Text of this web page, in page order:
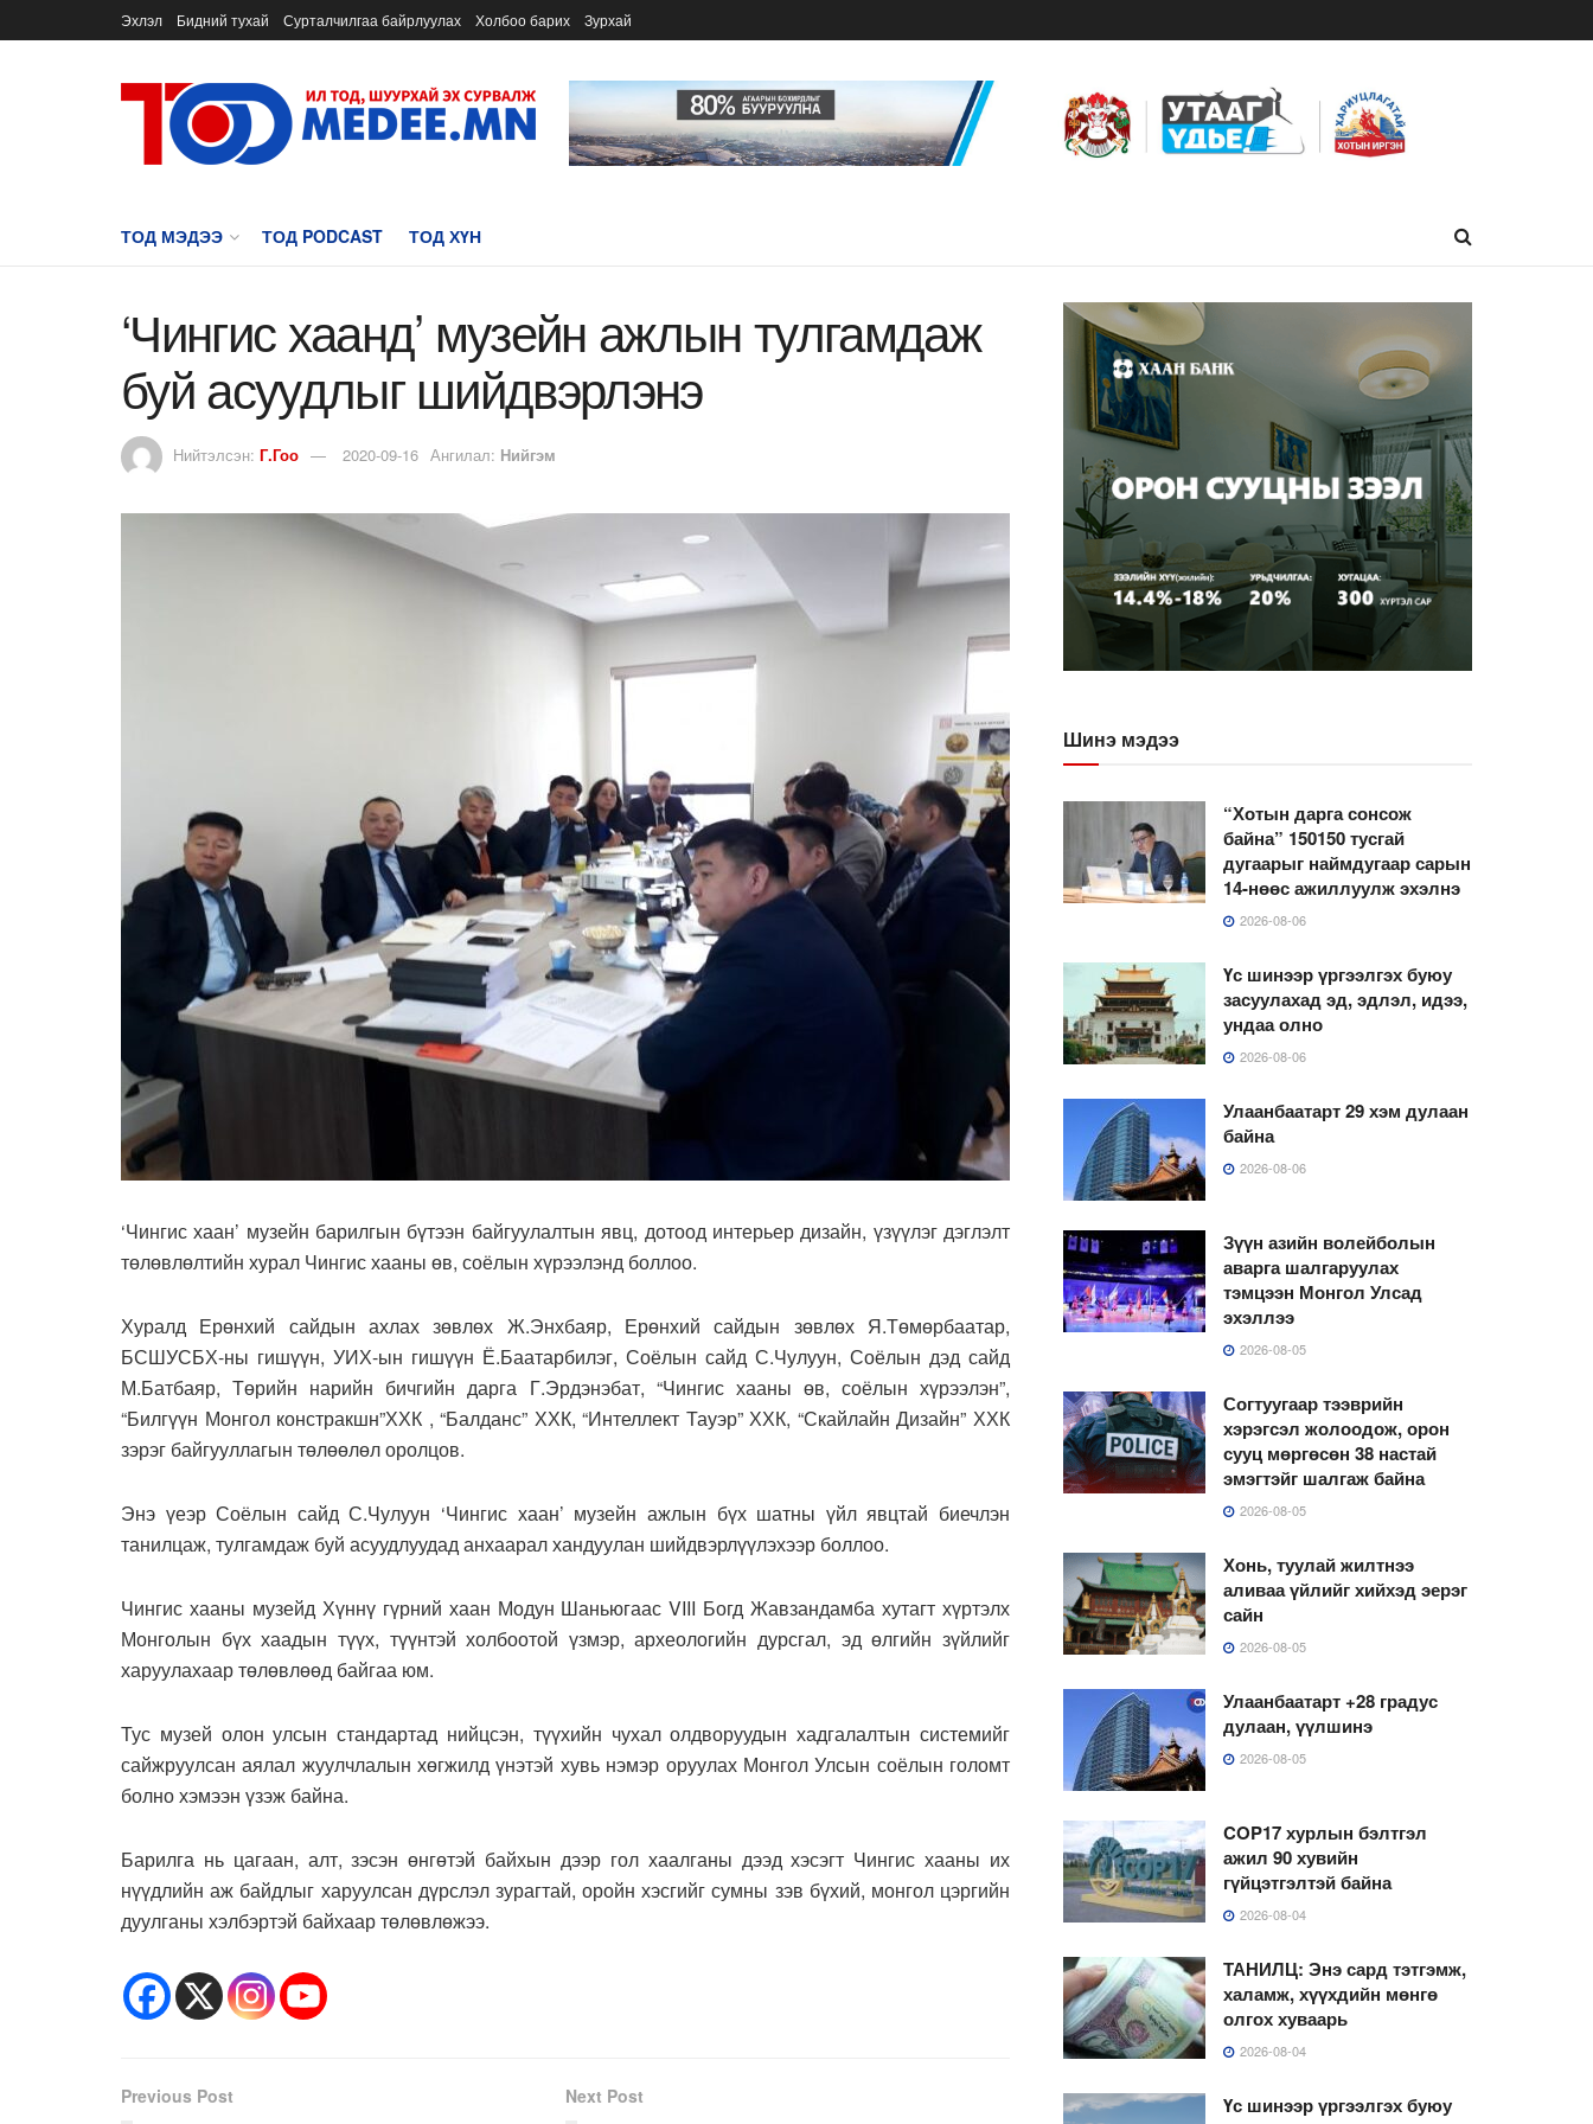
Эхлэл Бидний тухай Сурталчилгаа байрлуулах Холбоо барих Зурхай
ТОД МЭДЭЭ ТОД PODCAST ТОД ХҮН
‘Чингис хаанд’ музейн ажлын тулгамдаж
буй асуудлыг шийдвэрлэнэ
Нийтэлсэн: Г.Гоо 2020-09-16 Ангилал: Нийгэм
‘Чингис хаан’ музейн барилгын бүтээн байгуулалтын явц, дотоод интерьер дизайн, үзүүлэг дэглэлт
төлөвлөлтийн хурал Чингис хааны өв, соёлын хүрээлэнд боллоо.
Хуралд Ерөнхий сайдын ахлах зөвлөх Ж.Энхбаяр, Ерөнхий сайдын зөвлөх Я.Төмөрбаатар,
БСШУСБХ-ны гишүүн, УИХ-ын гишүүн Ё.Баатарбилэг, Соёлын сайд С.Чулуун, Соёлын дэд сайд
М.Батбаяр, Төрийн нарийн бичгийн дарга Г.Эрдэнэбат, “Чингис хааны өв, соёлын хүрээлэн”,
“Билгүүн Монгол констракшн”ХХК , “Балданс” ХХК, “Интеллект Тауэр” ХХК, “Скайлайн Дизайн” ХХК
зэрэг байгууллагын төлөөлөл оролцов.
Энэ үеэр Соёлын сайд С.Чулуун ‘Чингис хаан’ музейн ажлын бүх шатны үйл явцтай биечлэн
танилцаж, тулгамдаж буй асуудлуудад анхаарал хандуулан шийдвэрлүүлэхээр боллоо.
Чингис хааны музейд Хүннү гүрний хаан Модун Шаньюгаас VIII Богд Жавзандамба хутагт хүртэлх
Монголын бүх хаадын түүх, түүнтэй холбоотой үзмэр, археологийн дурсгал, эд өлгийн зүйлийг
харуулахаар төлөвлөөд байгаа юм.
Тус музей олон улсын стандартад нийцсэн, түүхийн чухал олдворуудын хадгалалтын системийг
сайжруулсан аялал жуулчлалын хөгжилд үнэтэй хувь нэмэр оруулах Монгол Улсын соёлын голомт
болно хэмээн үзэж байна.
Барилга нь цагаан, алт, зэсэн өнгөтэй байхын дээр гол хаалганы дээд хэсэгт Чингис хааны их
нүүдлийн аж байдлыг харуулсан дүрслэл зурагтай, оройн хэсгийг сумны зэв бүхий, монгол цэргийн
дуулганы хэлбэртэй байхаар төлөвлөжээ.
Previous Post Next Post
Шинэ мэдээ
“Хотын дарга сонсож
байна” 150150 тусгай
дугаарыг наймдугаар сарын
14-нөөс ажиллуулж эхэлнэ
2026-08-06
Үс шинээр үргээлгэх буюу
засуулахад эд, эдлэл, идээ,
ундаа олно
2026-08-06
Улаанбаатарт 29 хэм дулаан
байна
2026-08-06
Зүүн азийн волейболын
аварга шалгаруулах
тэмцээн Монгол Улсад
эхэллээ
2026-08-05
Согтуугаар тээврийн
хэрэгсэл жолоодож, орон
сууц мөргөсөн 38 настай
эмэгтэйг шалгаж байна
2026-08-05
Хонь, туулай жилтнээ
аливаа үйлийг хийхэд эерэг
сайн
2026-08-05
Улаанбаатарт +28 градус
дулаан, үүлшинэ
2026-08-05
COP17 хурлын бэлтгэл
ажил 90 хувийн
гүйцэтгэлтэй байна
2026-08-04
ТАНИЛЦ: Энэ сард тэтгэмж,
халамж, хүүхдийн мөнгө
олгох хуваарь
2026-08-04
Үс шинээр үргээлгэх буюу